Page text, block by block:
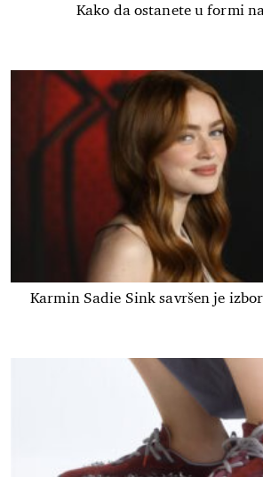
Kako da ostanete u formi
Karmin Sadie Sink savršen je